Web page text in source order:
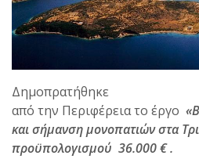
Δημοπρατήθηκε
από την Περιφέρεια το έργο
και σήμανση μονοπατιών στα
προϋπολογισμού 36.000 € .